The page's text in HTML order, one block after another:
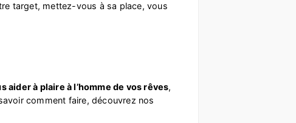
target, mettez-vous à sa place, vous
à plaire à l’homme de vos rêves,
comment faire, découvrez nos